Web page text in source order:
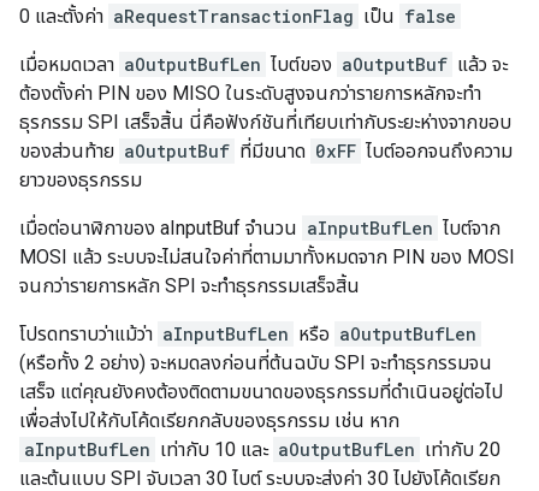
0 และตั้งค่า aRequestTransactionFlag เป็น false
เมื่อหมดเวลา aOutputBufLen ไบต์ของ aOutputBuf แล้ว จะ
ต้องตั้งค่า PIN ของ MISO ในระดับสูงจนกว่ารายการหลักจะทำ
ธุรกรรม SPI เสร็จสิ้น นี่คือฟังก์ชันที่เทียบเท่ากับระยะห่างจากขอบ
ของส่วนท้าย aOutputBuf ที่มีขนาด 0xFF ไบต์ออกจนถึงความ
ยาวของธุรกรรม
เมื่อต่อนาฬิกาของ aInputBuf จำนวน aInputBufLen ไบต์จาก
MOSI แล้ว ระบบจะไม่สนใจค่าที่ตามมาทั้งหมดจาก PIN ของ MOSI
จนกว่ารายการหลัก SPI จะทำธุรกรรมเสร็จสิ้น
โปรดทราบว่าแม้ว่า aInputBufLen หรือ aOutputBufLen
(หรือทั้ง 2 อย่าง) จะหมดลงก่อนที่ต้นฉบับ SPI จะทำธุรกรรมจน
เสร็จ แต่คุณยังคงต้องติดตามขนาดของธุรกรรมที่ดำเนินอยู่ต่อไป
เพื่อส่งไปให้กับโค้ดเรียกกลับของธุรกรรม เช่น หาก
aInputBufLen เท่ากับ 10 และ aOutputBufLen เท่ากับ 20
และต้นแบบ SPI จับเวลา 30 ไบต์ ระบบจะส่งค่า 30 ไปยังโค้ดเรียก